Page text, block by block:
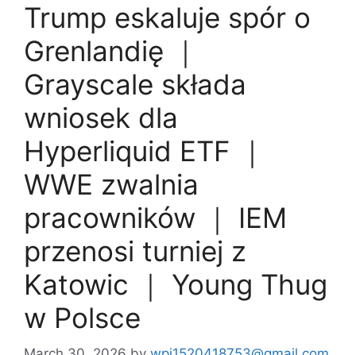
Trump eskaluje spór o
Grenlandię ｜
Grayscale składa
wniosek dla
Hyperliquid ETF ｜
WWE zwalnia
pracowników ｜ IEM
przenosi turniej z
Katowic ｜ Young Thug
w Polsce